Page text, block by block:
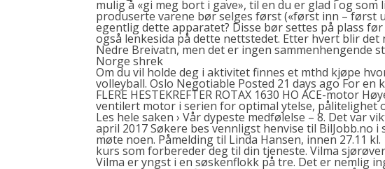
mulig å «gi meg bort i gave», til en du er glad i og
produserte varene bør selges først («først inn – først
egentlig dette apparatet? Disse bør settes på plass
også lenkesida på dette nettstedet. Etter hvert blir
Nedre Breivatn, men det er ingen sammenhengende
Norge shrek
Om du vil holde deg i aktivitet finnes et mthd kjøpe
volleyball. Oslo Negotiable Posted 21 days ago For en
FLERE HESTEKREFTER ROTAX 1630 HO ACE-motor
ventilert motor i serien for optimal ytelse, pålitelighet
Les hele saken › Vår dypeste medfølelse – 8. Det var
april 2017 Søkere bes vennligst henvise til BilJobb.no i
møte noen. Påmelding til Linda Hansen, innen 27.11
kurs som forbereder deg til din tjeneste. Vilma
Vilma er yngst i en søskenflokk på tre. Det er nemlig